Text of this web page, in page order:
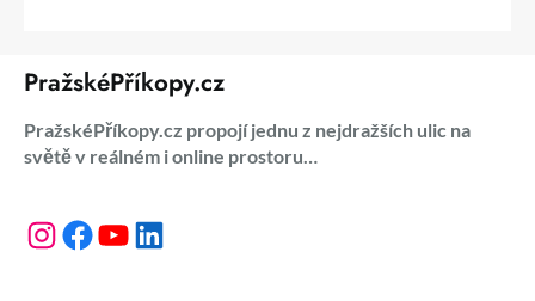
PražskéPříkopy.cz
PražskéPříkopy.cz propojí jednu z nejdražších ulic na
světě v reálném i online prostoru…
Instagram Facebook YouTube LinkedIn